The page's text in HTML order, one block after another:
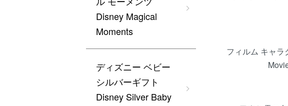
フィルム キャ
Disney Magical
Moments
ディズニー ベビー
シルバーギフト
Disney Silver Baby